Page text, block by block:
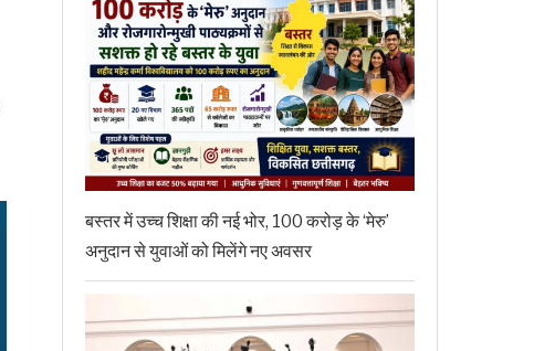
बस्तर में उच्च शिक्षा की नई भोर, 100 करोड़ के ‘मेरु’
अनुदान से युवाओं को मिलेंगे नए अवसर